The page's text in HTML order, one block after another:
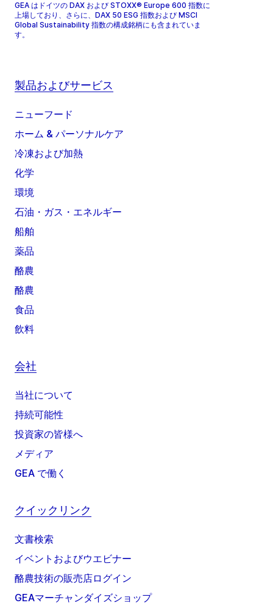
GEA はドイツの DAX および STOXX® Europe 600 指数に
上場しており、さらに、DAX 50 ESG 指数および MSCI
Global Sustainability 指数の構成銘柄にも含まれていま
す。
製品およびサービス
ニューフード
ホーム & パーソナルケア
冷凍および加熱
化学
環境
石油・ガス・エネルギー
船舶
薬品
酪農
酪農
食品
飲料
会社
当社について
持続可能性
投資家の皆様へ
メディア
GEA で働く
クイックリンク
文書検索
イベントおよびウエビナー
酪農技術の販売店ログイン
GEAマーチャンダイズショップ